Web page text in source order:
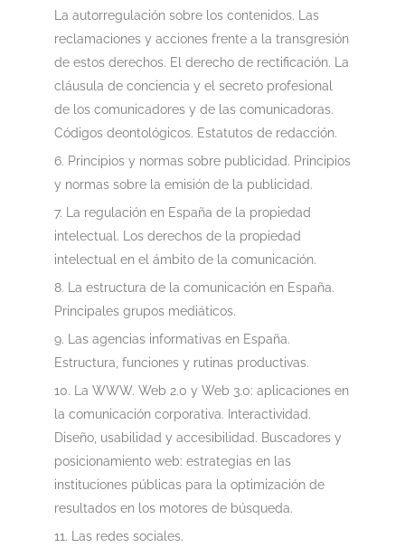
La autorregulación sobre los contenidos. Las
reclamaciones y acciones frente a la transgresión
de estos derechos. El derecho de rectificación. La
cláusula de conciencia y el secreto profesional
de los comunicadores y de las comunicadoras.
Códigos deontológicos. Estatutos de redacción.
Principios y normas sobre publicidad. Principios
y normas sobre la emisión de la publicidad.
La regulación en España de la propiedad
intelectual. Los derechos de la propiedad
intelectual en el ámbito de la comunicación.
La estructura de la comunicación en España.
Principales grupos mediáticos.
Las agencias informativas en España.
Estructura, funciones y rutinas productivas.
La WWW. Web 2.0 y Web 3.0: aplicaciones en
la comunicación corporativa. Interactividad.
Diseño, usabilidad y accesibilidad. Buscadores y
posicionamiento web: estrategias en las
instituciones públicas para la optimización de
resultados en los motores de búsqueda.
Las redes sociales.